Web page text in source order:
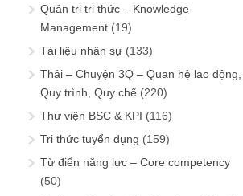
Quản trị tri thức – Knowledge
Management (19)
Tài liệu nhân sự (133)
Thải – Chuyện 3Q – Quan hệ lao động,
Quy trình, Quy chế (220)
Thư viện BSC & KPI (116)
Tri thức tuyển dụng (159)
Từ điển năng lực – Core competency
(50)